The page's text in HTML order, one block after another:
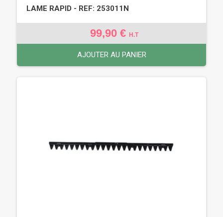
LAME RAPID - REF: 253011N
99,90 € H.T
AJOUTER AU PANIER